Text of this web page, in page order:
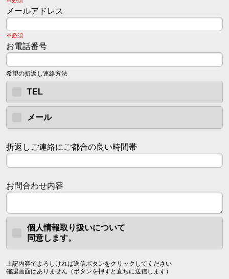
メールアドレス
※必須
お電話番号
希望の折返し連絡方法
TEL
メール
折返しご連絡にご都合の良い時間帯
お問合わせ内容
個人情報取り扱いについて
同意します。
上記内容でよろしければ送信ボタンをクリックしてください
確認画面はありません（ボタンを押すと直ちに送信します）